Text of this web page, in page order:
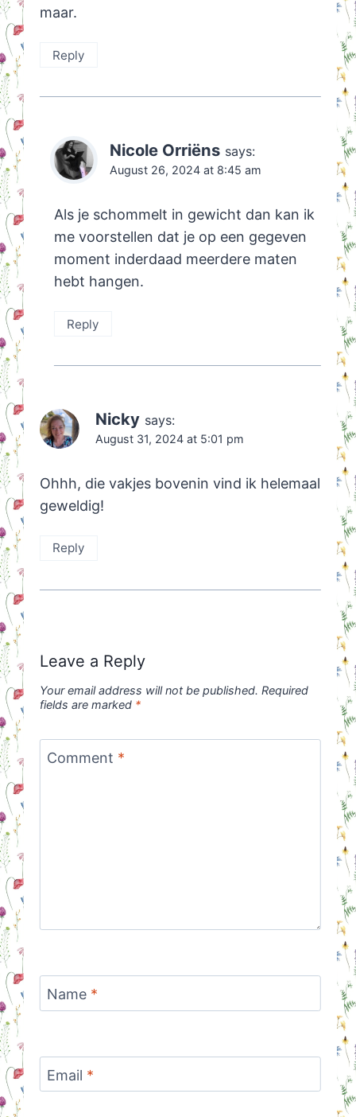
maar.
Reply
Nicole Orriëns says:
August 26, 2024 at 8:45 am
Als je schommelt in gewicht dan kan ik
me voorstellen dat je op een gegeven
moment inderdaad meerdere maten
hebt hangen.
Reply
Nicky says:
August 31, 2024 at 5:01 pm
Ohhh, die vakjes bovenin vind ik helemaal
geweldig!
Reply
Leave a Reply
Your email address will not be published. Required
fields are marked *
Comment *
Name *
Email *